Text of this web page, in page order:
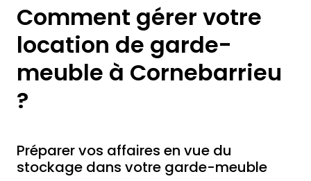
Comment gérer votre
location de garde-
meuble à Cornebarrieu
?
Préparer vos affaires en vue du
stockage dans votre garde-meuble